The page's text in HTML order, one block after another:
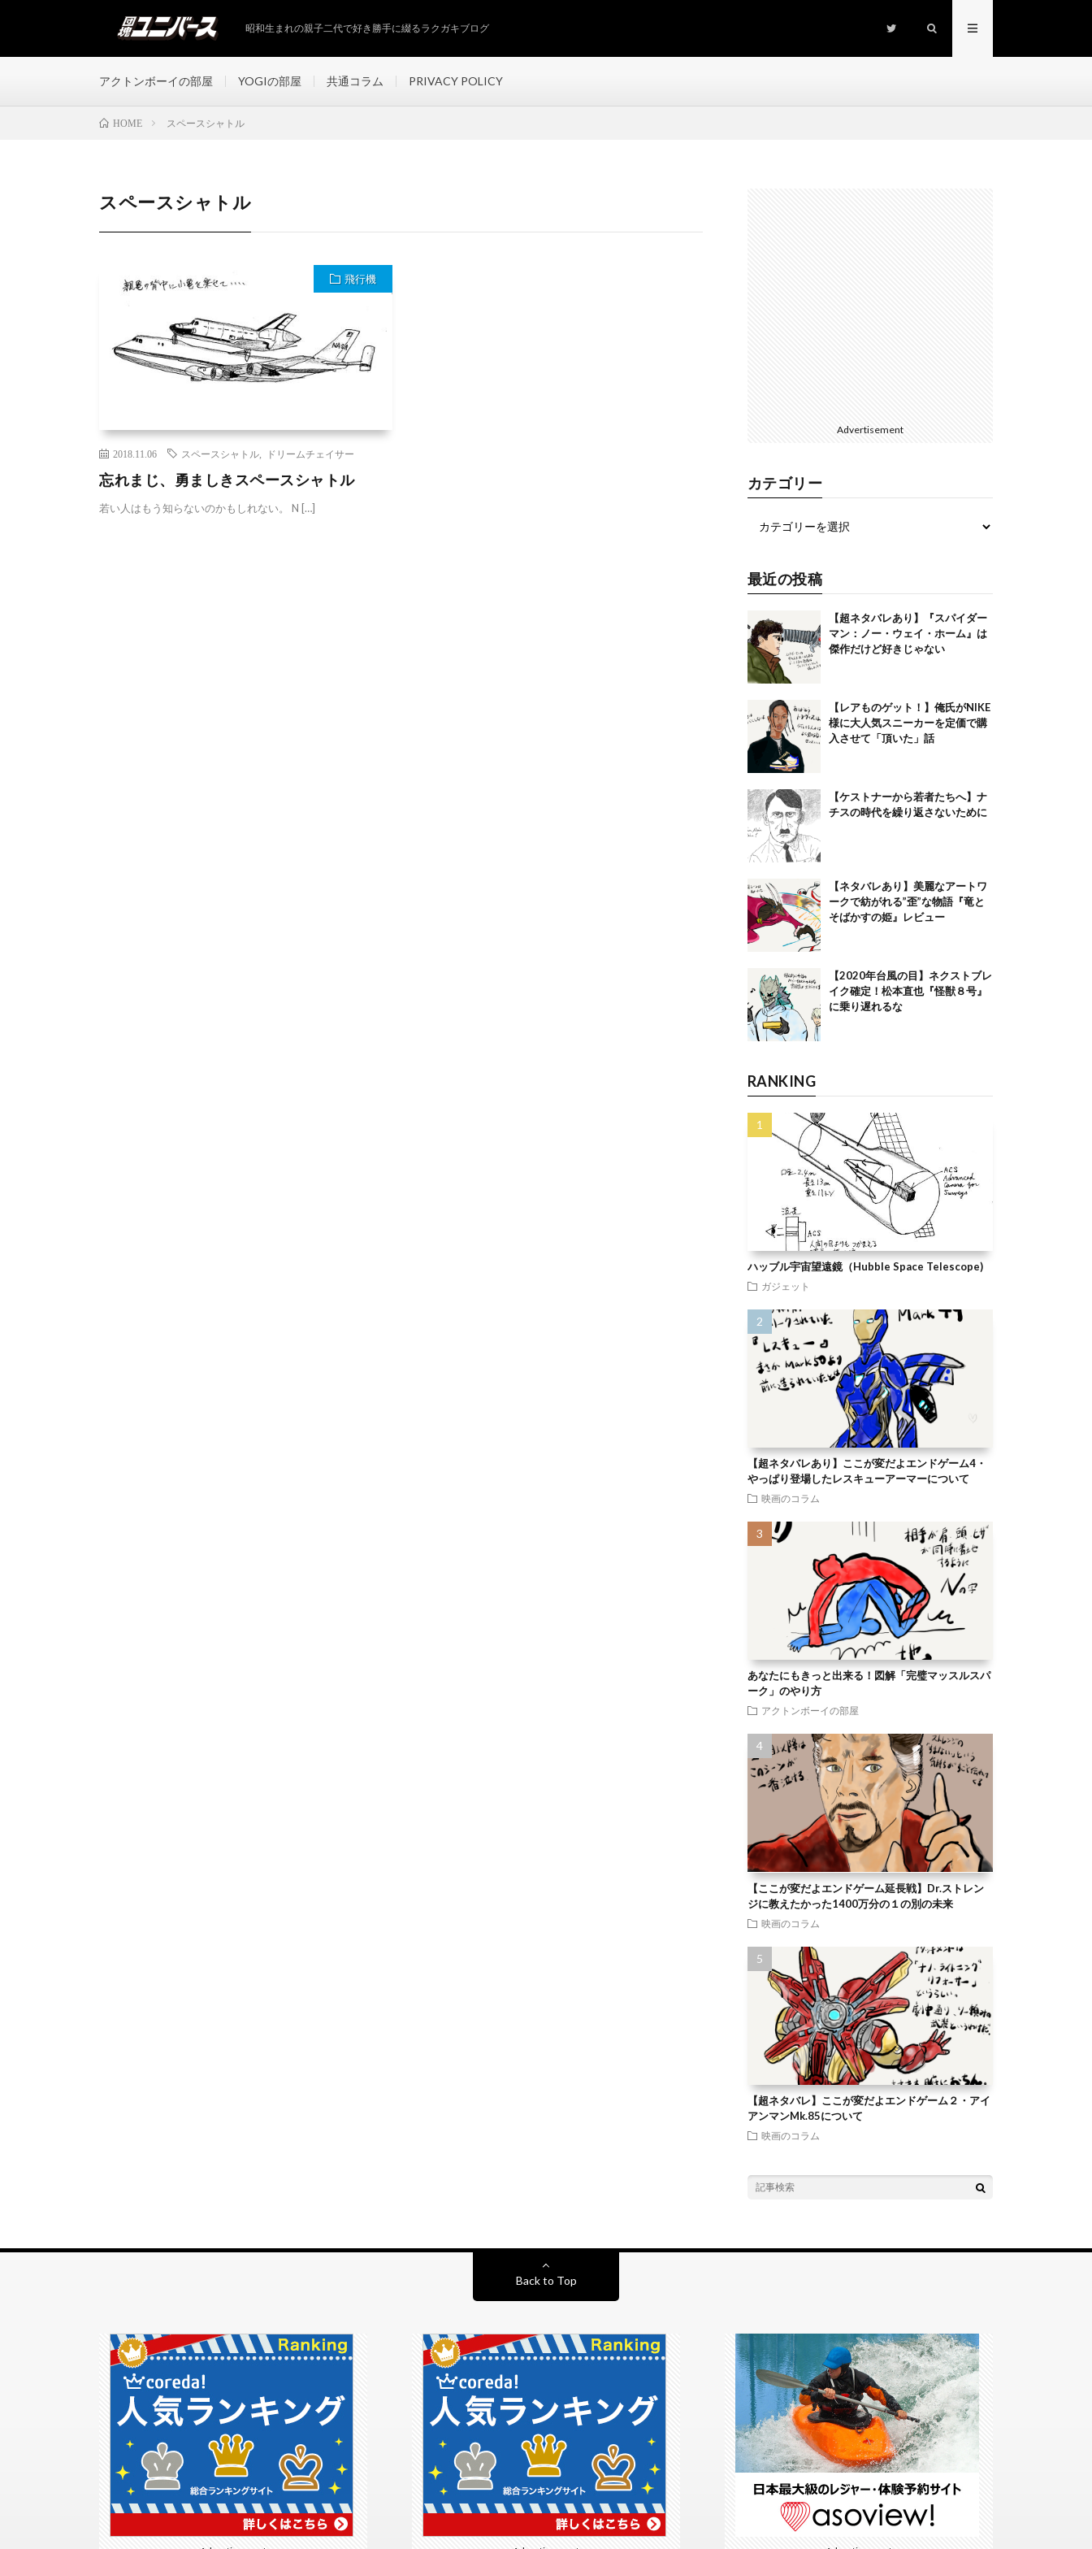
昭和生まれの親子二代で好き勝手に綴るラクガキブログ
アクトンボーイの部屋 YOGIの部屋 共通コラム PRIVACY POLICY
HOME スペースシャトル
スペースシャトル
飛行機
2018.11.06 スペースシャトル ドリームチェイサー
忘れまじ、勇ましきスペースシャトル
若い人はもう知らないのかもしれない。 N […]
Advertisement
カテゴリー
最近の投稿
【超ネタバレあり】『スパイダー
マン：ノー・ウェイ・ホーム』は
傑作だけど好きじゃない
【レアものゲット！】俺氏がNIKE
様に大人気スニーカーを定価で購
入させて「頂いた」話
【ケストナーから若者たちへ】ナ
チスの時代を繰り返さないために
【ネタバレあり】美麗なアートワ
ークで紡がれる”歪”な物語『竜と
そばかすの姫』レビュー
【2020年台風の目】ネクストブレ
イク確定！松本直也『怪獣８号』
に乗り遅れるな
RANKING
ハッブル宇宙望遠鏡（Hubble Space Telescope)
ガジェット
【超ネタバレあり】ここが変だよエンドゲーム4・
やっぱり登場したレスキューアーマーについて
映画のコラム
あなたにもきっと出来る！図解「完璧マッスルスパ
ーク」のやり方
アクトンボーイの部屋
【ここが変だよエンドゲーム延長戦】Dr.ストレン
ジに教えたかった1400万分の１の別の未来
映画のコラム
【超ネタバレ】ここが変だよエンドゲーム２・アイ
アンマンMk.85について
映画のコラム
Back to Top